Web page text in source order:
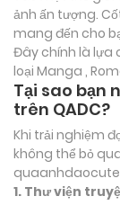
ảnh ấn tượng.
mang đến cho
Đây chính là lựa
loại Manga ,
Tại sao bạn
trên QADC?
Khi trải nghiệm
không thể bỏ
1. Thư viện